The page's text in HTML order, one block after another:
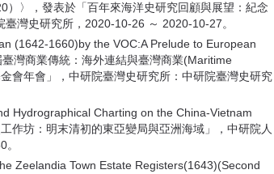
〉，發表於「百年來海洋史研究回顧與展望：紀念
灣史研究所，2020-10-26 ～ 2020-10-27。
(1642-1660)by the VOC:A Prelude to European
灣商業傳統：海外連結與臺灣商業(Maritime
會年會」，中研院臺灣史研究所：中研院臺灣史研究
Hydrographical Charting on the China-Vietnam
作坊：明末清初的東亞變局與亞洲海域」，中研院人
Zeelandia Town Estate Registers(1643)(Second